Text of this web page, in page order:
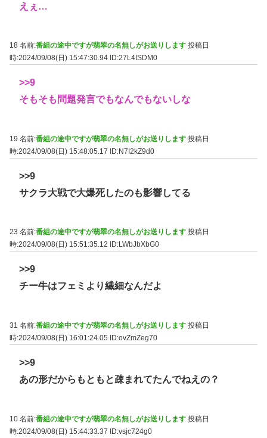
えぇ…
18 名前:番組の途中ですが翡翠の名無しがお送りします 投稿日
時:2024/09/08(日) 15:47:30.94 ID:27L4ISDM0
>>9
そもそも問題発言でもなんでもないしな
19 名前:番組の途中ですが翡翠の名無しがお送りします 投稿日
時:2024/09/08(日) 15:48:05.17 ID:N7I2kZ9d0
>>9
サクラ大戦で大爆死したのも影響してる
23 名前:番組の途中ですが翡翠の名無しがお送りします 投稿日
時:2024/09/08(日) 15:51:35.12
ID:LWbJbXbG0
>>9
チー牛はフェミより繊細なんだよ
31 名前:番組の途中ですが翡翠の名無しがお送りします 投稿日
時:2024/09/08(日) 16:01:24.05
ID:ovZmZeg70
>>9
あの形だからもともと疎まれてたんでねえの？
10 名前:番組の途中ですが翡翠の名無しがお送りします 投稿日
時:2024/09/08(日) 15:44:33.37 ID:vsjc724g0